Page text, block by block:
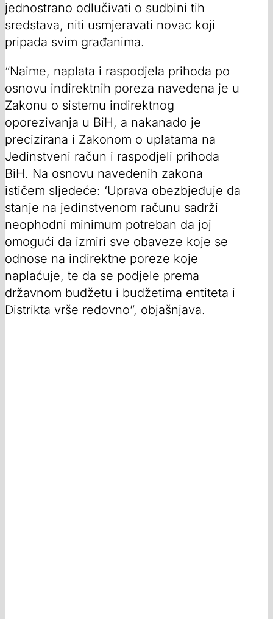
jednostrano odlučivati o sudbini tih
sredstava, niti usmjeravati novac koji
pripada svim građanima.
“Naime, naplata i raspodjela prihoda po
osnovu indirektnih poreza navedena je u
Zakonu o sistemu indirektnog
oporezivanja u BiH, a nakanado je
precizirana i Zakonom o uplatama na
Jedinstveni račun i raspodjeli prihoda
BiH. Na osnovu navedenih zakona
ističem sljedeće: ‘Uprava obezbjeđuje da
stanje na jedinstvenom računu sadrži
neophodni minimum potreban da joj
omogući da izmiri sve obaveze koje se
odnose na indirektne poreze koje
naplaćuje, te da se podjele prema
državnom budžetu i budžetima entiteta i
Distrikta vrše redovno”, objašnjava.